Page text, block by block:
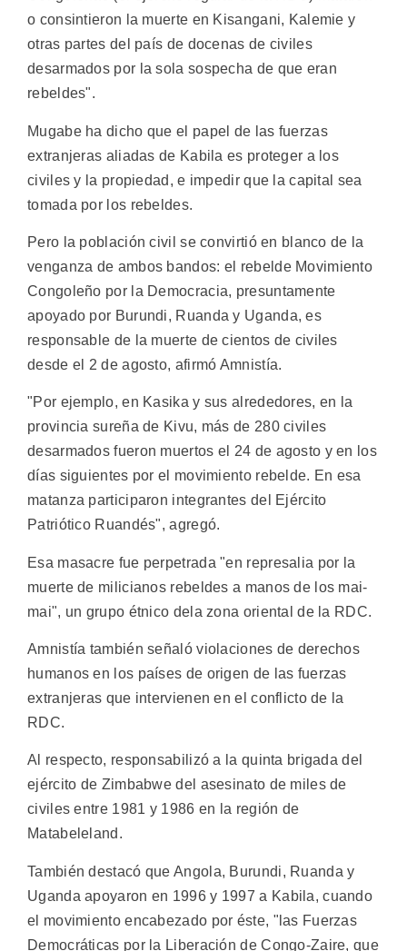
o consintieron la muerte en Kisangani, Kalemie y
otras partes del país de docenas de civiles
desarmados por la sola sospecha de que eran
rebeldes".
Mugabe ha dicho que el papel de las fuerzas
extranjeras aliadas de Kabila es proteger a los
civiles y la propiedad, e impedir que la capital sea
tomada por los rebeldes.
Pero la población civil se convirtió en blanco de la
venganza de ambos bandos: el rebelde Movimiento
Congoleño por la Democracia, presuntamente
apoyado por Burundi, Ruanda y Uganda, es
responsable de la muerte de cientos de civiles
desde el 2 de agosto, afirmó Amnistía.
"Por ejemplo, en Kasika y sus alrededores, en la
provincia sureña de Kivu, más de 280 civiles
desarmados fueron muertos el 24 de agosto y en los
días siguientes por el movimiento rebelde. En esa
matanza participaron integrantes del Ejército
Patriótico Ruandés", agregó.
Esa masacre fue perpetrada "en represalia por la
muerte de milicianos rebeldes a manos de los mai-
mai", un grupo étnico dela zona oriental de la RDC.
Amnistía también señaló violaciones de derechos
humanos en los países de origen de las fuerzas
extranjeras que intervienen en el conflicto de la
RDC.
Al respecto, responsabilizó a la quinta brigada del
ejército de Zimbabwe del asesinato de miles de
civiles entre 1981 y 1986 en la región de
Matabeleland.
También destacó que Angola, Burundi, Ruanda y
Uganda apoyaron en 1996 y 1997 a Kabila, cuando
el movimiento encabezado por éste, "las Fuerzas
Democráticas por la Liberación de Congo-Zaire, que